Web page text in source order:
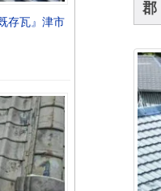
存瓦』津市